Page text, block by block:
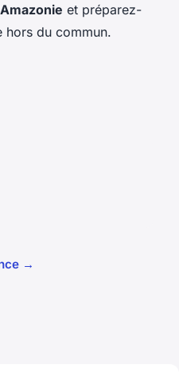
Amazonie et préparez-
hors du commun.
→